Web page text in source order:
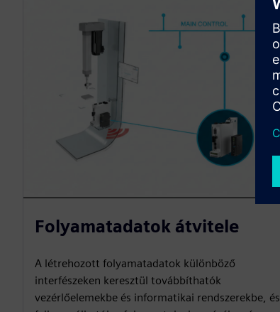
Folyamatadatok átvitele
A létrehozott folyamatadatok különböző
interfészeken keresztül továbbíthatók
vezérlőelemekbe és informatikai rendszerekbe, és